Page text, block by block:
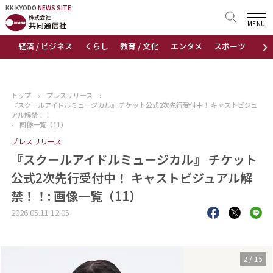
KK KYODO NEWS SITE
›
経済 / ビジネス くらし 教育 / 文化 エンタメ スポーツ 地域
MENU
KK KYODONEWS SITE
トップページ
ニュース
おすすめコンテンツ
出版物
会社概要
トップ › プレスリリース
›
『スクールアイドルミュージカル』 チケット公式2次先行受付中！ キャストビジュ
アル解禁！！
›
画像一覧（11）
プレスリリース
『スクールアイドルミュージカル』 チケット
公式2次先行受付中！ キャストビジュアル解
禁！！: 画像一覧（11）
2026.05.11 12:05
3 / 15